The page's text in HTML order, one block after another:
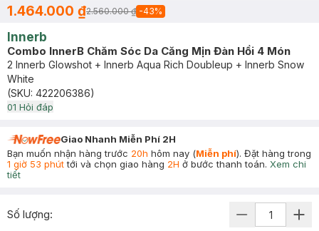
1.464.000 ₫2.560.000 ₫ -43%
Innerb
Combo InnerB Chăm Sóc Da Căng Mịn Đàn Hồi 4 Món
2 Innerb Glowshot + Innerb Aqua Rich Doubleup + Innerb Snow
White
(SKU: 422206386)
01 Hỏi đáp
Giao Nhanh Miễn Phí 2H
Bạn muốn nhận hàng trước 20h hôm nay (Miễn phí). Đặt hàng trong
1 giờ 53 phúttới và chọn giao hàng 2H ở bước thanh toán. Xem chi
tiết
Số lượng: